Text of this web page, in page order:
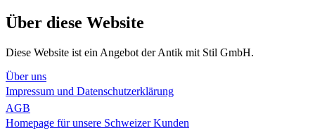
Über diese Website
Diese Website ist ein Angebot der Antik mit Stil GmbH.
Über uns
Impressum und Datenschutzerklärung
AGB
Homepage für unsere Schweizer Kunden